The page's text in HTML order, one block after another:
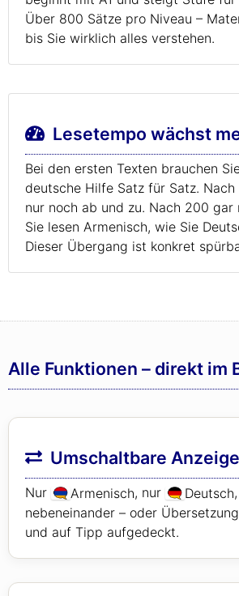
Über 800 Sätze pro Niveau –
bis Sie wirklich alles verstehen.
Lesetempo wächst
Bei den ersten Texten brauchen
deutsche Hilfe Satz für Satz. Nach
nur noch ab und zu. Nach 200 gar
Sie lesen Armenisch, wie Sie
Dieser Übergang ist konkret
Alle Funktionen – direkt im
Umschaltbare Anzeige
Nur Armenisch, nur Deutsch
nebeneinander – oder
und auf Tipp aufgedeckt.